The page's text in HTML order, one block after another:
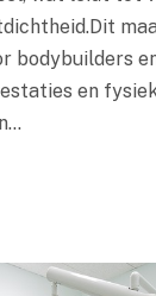
bodybuilders
en